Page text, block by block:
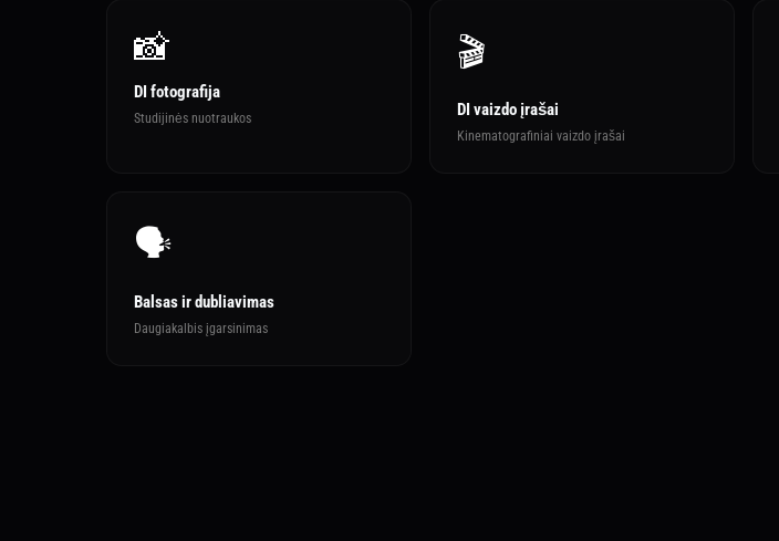
📸
DI fotografija
Studijinės nuotraukos
🎬
DI vaizdo įrašai
Kinematografiniai vaizdo įrašai
🗣️
Balsas ir dubliavimas
Daugiakalbis įgarsinimas